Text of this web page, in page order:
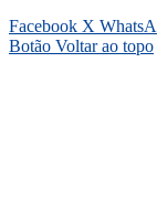
Facebook X
Botão Voltar ao topo